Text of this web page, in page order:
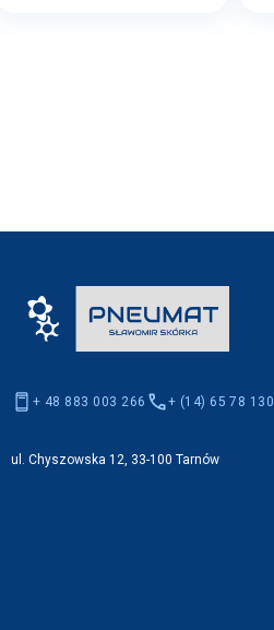
+ 48 883 003 266 + (14) 65 78 130
ul. Chyszowska 12, 33-100 Tarnów